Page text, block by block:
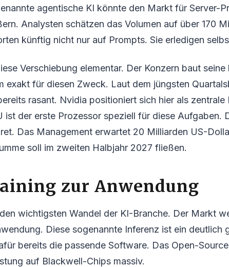
agentische KI könnte den Markt für Server-
Analysten schätzen das Volumen auf über 170
künftig nicht nur auf Prompts. Sie erledigen
Verschiebung elementar. Der Konzern baut
exakt für diesen Zweck. Laut dem jüngsten
rasant. Nvidia positioniert sich hier als zentrale
ist der erste Prozessor speziell für diese Aufgaben.
Das Management erwartet 20 Milliarden US-
soll im zweiten Halbjahr 2027 fließen.
zur Anwendung
wichtigsten Wandel der KI-Branche. Der Markt
Diese sogenannte Inferenz ist ein deutlich
bereits die passende Software. Das Open-
auf Blackwell-Chips massiv.